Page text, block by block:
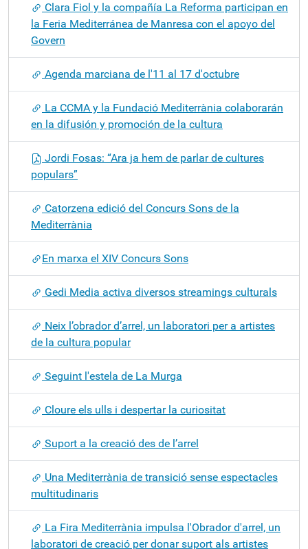
Clara Fiol y la compañía La Reforma participan en
la Feria Mediterránea de Manresa con el apoyo del
Govern
Agenda marciana de l'11 al 17 d'octubre
La CCMA y la Fundació Mediterrània colaborarán
en la difusión y promoción de la cultura
Jordi Fosas: “Ara ja hem de parlar de cultures
populars”
Catorzena edició del Concurs Sons de la
Mediterrània
​En marxa el XIV Concurs Sons
Gedi Media activa diversos streamings culturals
Neix l’obrador d’arrel, un laboratori per a artistes
de la cultura popular
Seguint l'estela de La Murga
Cloure els ulls i despertar la curiositat
Suport a la creació des de l’arrel
Una Mediterrània de transició sense espectacles
multitudinaris
La Fira Mediterrània impulsa l'Obrador d'arrel, un
laboratori de creació per donar suport als artistes